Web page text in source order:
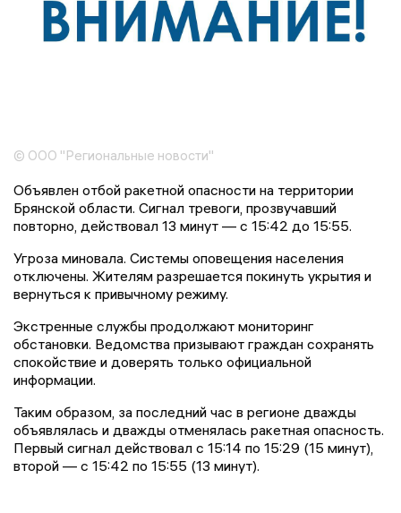
© ООО "Региональные новости"
Объявлен отбой ракетной опасности на территории
Брянской области. Сигнал тревоги, прозвучавший
повторно, действовал 13 минут — с 15:42 до 15:55.
Угроза миновала. Системы оповещения населения
отключены. Жителям разрешается покинуть укрытия и
вернуться к привычному режиму.
Экстренные службы продолжают мониторинг
обстановки. Ведомства призывают граждан сохранять
спокойствие и доверять только официальной
информации.
Таким образом, за последний час в регионе дважды
объявлялась и дважды отменялась ракетная опасность.
Первый сигнал действовал с 15:14 по 15:29 (15 минут),
второй — с 15:42 по 15:55 (13 минут).